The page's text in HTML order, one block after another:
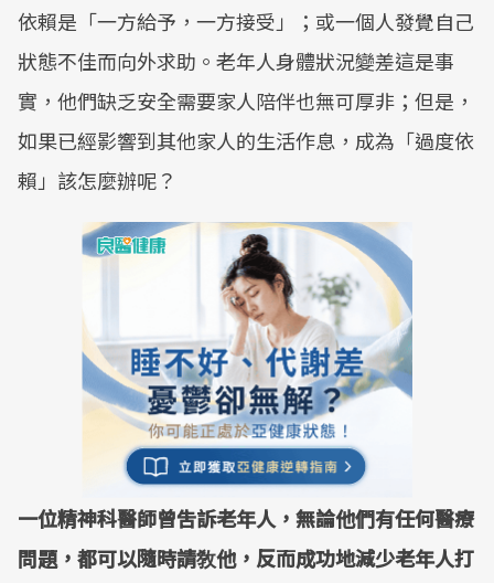
依賴是「一方給予，一方接受」；或一個人發覺自己
狀態不佳而向外求助。老年人身體狀況變差這是事
實，他們缺乏安全需要家人陪伴也無可厚非；但是，
如果已經影響到其他家人的生活作息，成為「過度依
賴」該怎麼辦呢？
一位精神科醫師曾吿訴老年人，無論他們有任何醫療
問題，都可以隨時請敎他，反而成功地減少老年人打